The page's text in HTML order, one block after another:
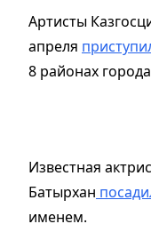
Артисты
апреля
8 районах
Известная
Батырхан
именем.